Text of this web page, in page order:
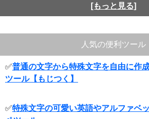
[もっと見る]
人気の便利ツール
✅普通の文字から特殊文字を自由に作
ツール【もじつく】
✅特殊文字の可愛い英語やアルファベ